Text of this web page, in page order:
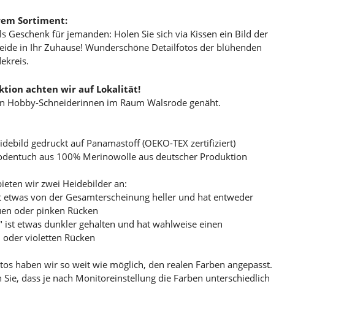
Sortiment:
Geschenk für jemanden: Holen Sie sich via Kissen ein Bild der
in Ihr Zuhause! Wunderschöne Detailfotos der blühenden
achten wir auf Lokalität!
Hobby-Schneiderinnen im Raum Walsrode genäht.
gedruckt auf Panamastoff (OEKO-TEX zertifiziert)
aus 100% Merinowolle aus deutscher Produktion
wir zwei Heidebilder an:
etwas von der Gesamterscheinung heller und hat entweder
oder pinken Rücken
ist etwas dunkler gehalten und hat wahlweise einen
violetten Rücken
haben wir so weit wie möglich, den realen Farben angepasst.
Sie, dass je nach Monitoreinstellung die Farben unterschiedlich